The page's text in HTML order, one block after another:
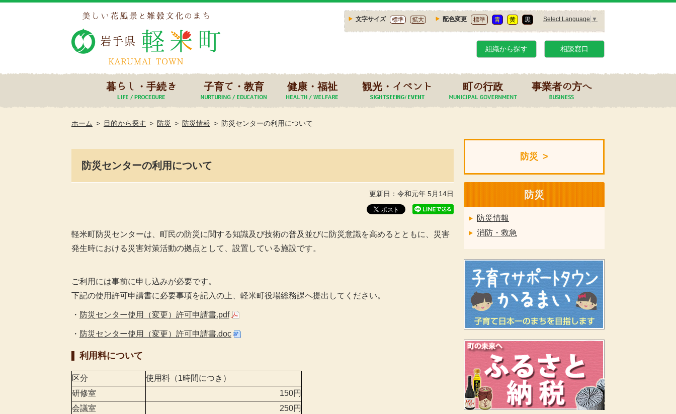
文字サイズ 標準 拡大 配色変更 標準 青 黄 黒 Select Language ▼
組織から探す 相談窓口
暮らし・手続き 子育て・教育 健康・福祉 観光・イベント 町の行政 事業者の方へ
ホーム 目的から探す 防災 防災情報 防災センターの利用について
防災センターの利用について
更新日：令和元年 5月14日
軽米町防災センターは、町民の防災に関する知識及び技術の普及並びに防災意識を高めるとともに、災害
発生時における災害対策活動の拠点として、設置している施設です。
ご利用には事前に申し込みが必要です。
下記の使用許可申請書に必要事項を記入の上、軽米町役場総務課へ提出してください。
・ 防災センター使用（変更）許可申請書.pdf
・ 防災センター使用（変更）許可申請書.doc
利用料について
区分
使用料（1時間につき）
研修室
150円
会議室
250円
防災
防災
防災情報
消防・救急